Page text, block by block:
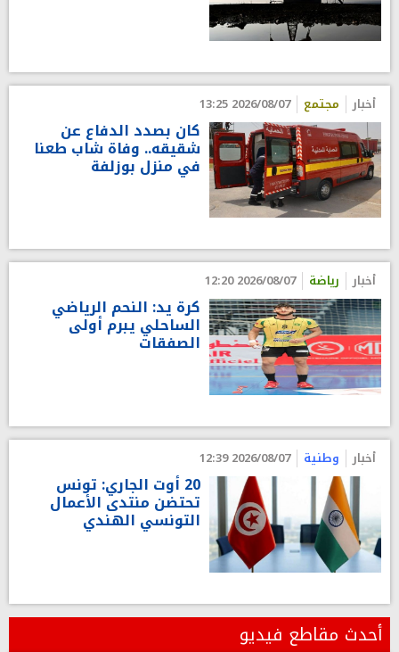
أخبار مجتمع 2026/08/07 13:25
كان بصدد الدفاع عن
شقيقه.. وفاة شاب طعنا
في منزل بوزلفة
أخبار رياضة 2026/08/07 12:20
كرة يد: النحم الرياضي
الساحلي يبرم أولى
الصفقات
أخبار وطنية 2026/08/07 12:39
20 أوت الجاري: تونس
تحتضن منتدى الأعمال
التونسي الهندي
أحدث مقاطع فيديو